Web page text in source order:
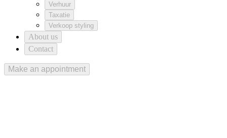
Verhuur
Taxatie
Verkoop styling
About us
Contact
Make an appointment